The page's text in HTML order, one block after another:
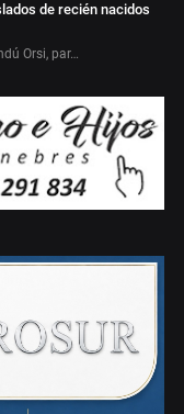
de recién nacidos
Orsi, par…